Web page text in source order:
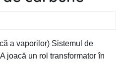
a vaporilor) Sistemul de
joacă un rol transformator în